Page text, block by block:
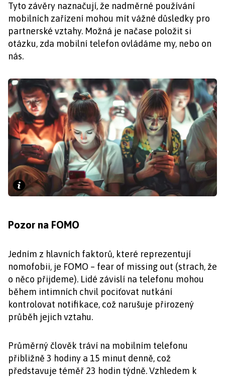
Tyto závěry naznačují, že nadměrné používání
mobilních zařízení mohou mít vážné důsledky pro
partnerské vztahy. Možná je načase položit si
otázku, zda mobilní telefon ovládáme my, nebo on
nás.
Pozor na FOMO
Jedním z hlavních faktorů, které reprezentují
nomofobii, je FOMO – fear of missing out (strach, že
o něco přijdeme). Lidé závislí na telefonu mohou
během intimních chvil pociťovat nutkání
kontrolovat notifikace, což narušuje přirozený
průběh jejich vztahu.
Průměrný člověk tráví na mobilním telefonu
přibližně 3 hodiny a 15 minut denně, což
představuje téměř 23 hodin týdně. Vzhledem k